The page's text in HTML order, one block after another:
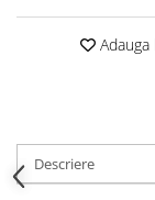
Adauga
Descriere